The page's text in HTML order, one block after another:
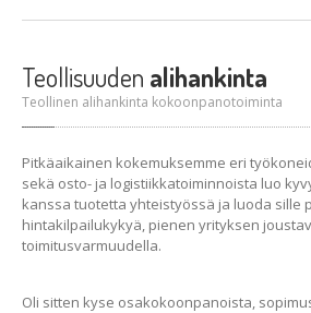
Teollisuuden alihankinta
Teollinen alihankinta kokoonpanotoiminta
Pitkäaikainen kokemuksemme eri
sekä osto- ja logistiikkatoiminnoista luo
kanssa tuotetta yhteistyössä ja luoda sille
hintakilpailukykyä, pienen yrityksen
toimitusvarmuudella.
Oli sitten kyse osakokoonpanoista,